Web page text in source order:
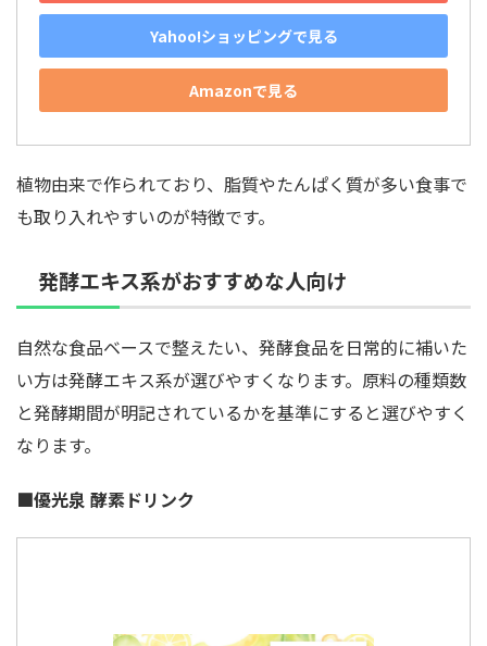
Yahoo!ショッピングで見る
Amazonで見る
植物由来で作られており、脂質やたんぱく質が多い食事で
も取り入れやすいのが特徴です。
発酵エキス系がおすすめな人向け
自然な食品ベースで整えたい、発酵食品を日常的に補いた
い方は発酵エキス系が選びやすくなります。原料の種類数
と発酵期間が明記されているかを基準にすると選びやすく
なります。
■優光泉 酵素ドリンク